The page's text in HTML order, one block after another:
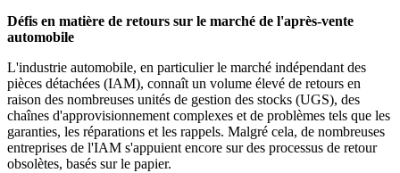
Défis en matière de retours sur le marché de l'après-vente
automobile
L'industrie automobile, en particulier le marché indépendant des
pièces détachées (IAM), connaît un volume élevé de retours en
raison des nombreuses unités de gestion des stocks (UGS), des
chaînes d'approvisionnement complexes et de problèmes tels que les
garanties, les réparations et les rappels. Malgré cela, de nombreuses
entreprises de l'IAM s'appuient encore sur des processus de retour
obsolètes, basés sur le papier.